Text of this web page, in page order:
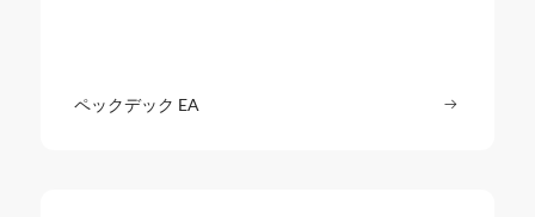
ペックデック EA